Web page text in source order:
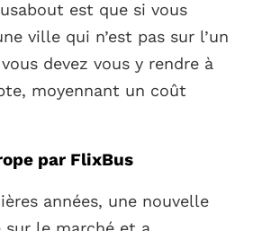
est que si vous
ville qui n’est pas sur l’un
devez vous y rendre à
moyennant un coût
par FlixBus
années, une nouvelle